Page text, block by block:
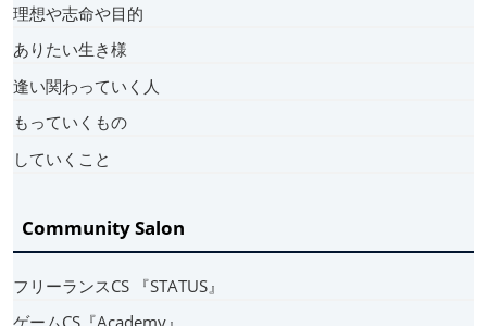
理想や志命や目的
ありたい生き様
逢い関わっていく人
もっていくもの
していくこと
Community Salon
フリーランスCS 『STATUS』
ゲームCS『Academy』